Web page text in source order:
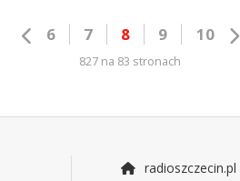
6 7 8 9 10
827 na 83 stronach
radioszczecin.pl